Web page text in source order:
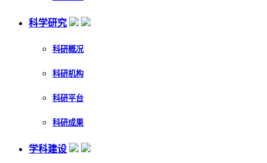
科学研究
科研概况
科研机构
科研平台
科研成果
学科建设